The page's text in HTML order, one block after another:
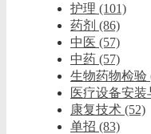
护理 (101)
药剂 (86)
中医 (57)
中药 (57)
生物药物检验
医疗设备安装
康复技术 (52)
单招 (83)